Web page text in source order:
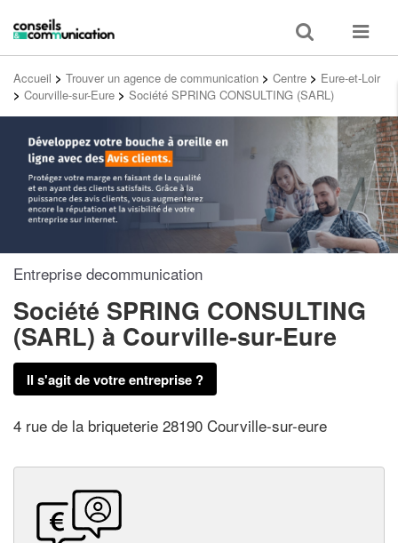
Toggle
search
Toggle
Accueil > Trouver un agence de communication > Centre > Eure-et-Loir
> Courville-sur-Eure > Société SPRING CONSULTING (SARL)
Entreprise decommunication
Société SPRING CONSULTING
(SARL) à Courville-sur-Eure
Il s'agit de votre entreprise ?
4 rue de la briqueterie 28190 Courville-sur-eure